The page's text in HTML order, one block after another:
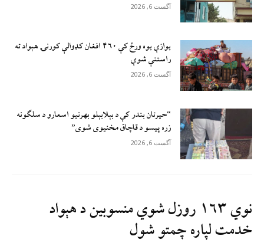
آگست 6, 2026
يوازې یوه ورځ کې ۴۶۰ افغان کډوالې کورنۍ هېواد ته
راستنې شوې
آگست 6, 2026
“حیرتان بندر کې د بېلابېلو بهرنیو اسعارو د سلګونه
زره پيسو د قاچاق مخنیوی شوی”
آگست 6, 2026
نوي ۱۶۳ روزل شوي منسوبین د هېواد
خدمت لپاره چمتو شول